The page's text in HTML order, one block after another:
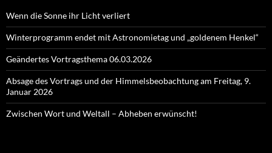
Wenn die Sonne ihr Licht verliert
Winterprogramm endet mit Astronomietag und „goldenem Henkel“
Geändertes Vortragsthema 06.03.2026
Absage des Vortrags und der Himmelsbeobachtung am Freitag, 9.
Januar 2026
Zwischen Wort und Weltall – Abheben erwünscht!